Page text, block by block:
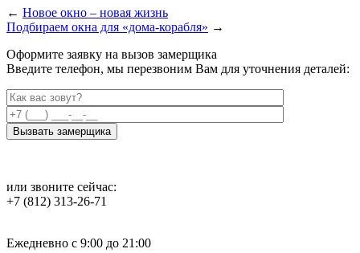
← Новое окно – новая жизнь
Подбираем окна для «дома-корабля» →
Оформите заявку на вызов замерщика
Введите телефон, мы перезвоним Вам для уточнения деталей:
или звоните сейчас:
+7 (812) 313-26-71
Ежедневно с 9:00 до 21:00